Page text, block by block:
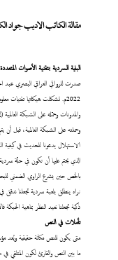
مقالة الكاتب الاديب جواد
البنية السردية بتقنية الأصوات
صدرت للروائي العراقي البصري عبد
2022م. تشكلت هيكلتها تقنيات
والمدونات وحمّله على الشبكة
الاستهلال يدعونا للحديث في
الذي يحتم عليها أن تكون في حلّة
بالخص حين يشرع الراوي الضمني
نراه ينطلق بلعبة سردية تجعلنا ندقق
ذكية تجعلنا نعيد النظر بماهية الحبكة
تأملاتفي النص
متىيكون للنص مكانة حقيقية ويُعد
ما بين النص والقارئ لكون المتلقي